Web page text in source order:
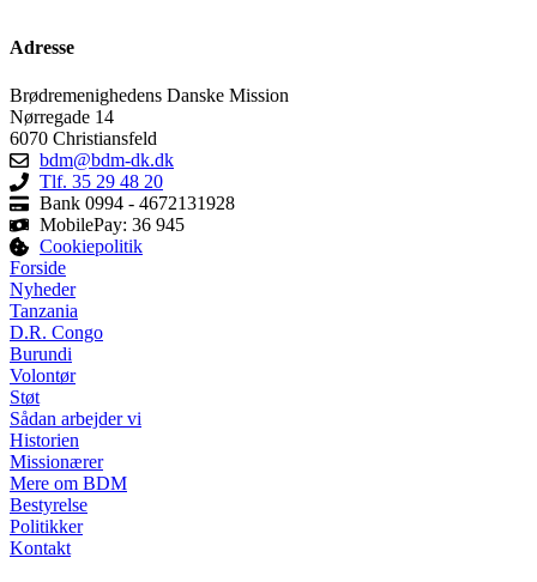
Adresse
Brødremenighedens Danske Mission
Nørregade 14
6070 Christiansfeld
bdm@bdm-dk.dk
Tlf. 35 29 48 20
Bank 0994 - 4672131928
MobilePay: 36 945
Cookiepolitik
Forside
Nyheder
Tanzania
D.R. Congo
Burundi
Volontør
Støt
Sådan arbejder vi
Historien
Missionærer
Mere om BDM
Bestyrelse
Politikker
Kontakt